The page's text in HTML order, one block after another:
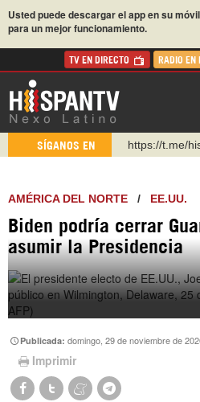
Usted puede descargar el app en su móvil
para un mejor funcionamiento.
TV EN DIRECTO RADIO EN
SÍGANOS EN
https://t.me/
WhatsApp y
Instagram
https://
http://
AMÉRICA DEL NORTE / EE.UU.
Biden podría cerrar
asumir la Presidencia
Publicada:domingo, 29 de noviembre de
Imprimir